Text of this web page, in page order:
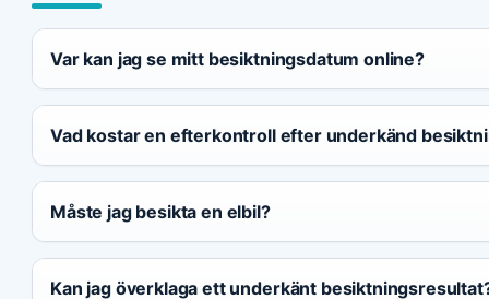
Var kan jag se mitt besiktningsdatum online?
Vad kostar en efterkontroll efter underkänd
Måste jag besikta en elbil?
Kan jag överklaga ett underkänt